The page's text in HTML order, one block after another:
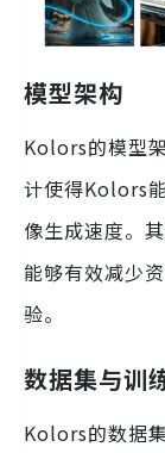
模型架构
Kolors的模型
计使得Kolors
像生成速度。
能够有效减少
验。
数据集与训
Kolors的数据